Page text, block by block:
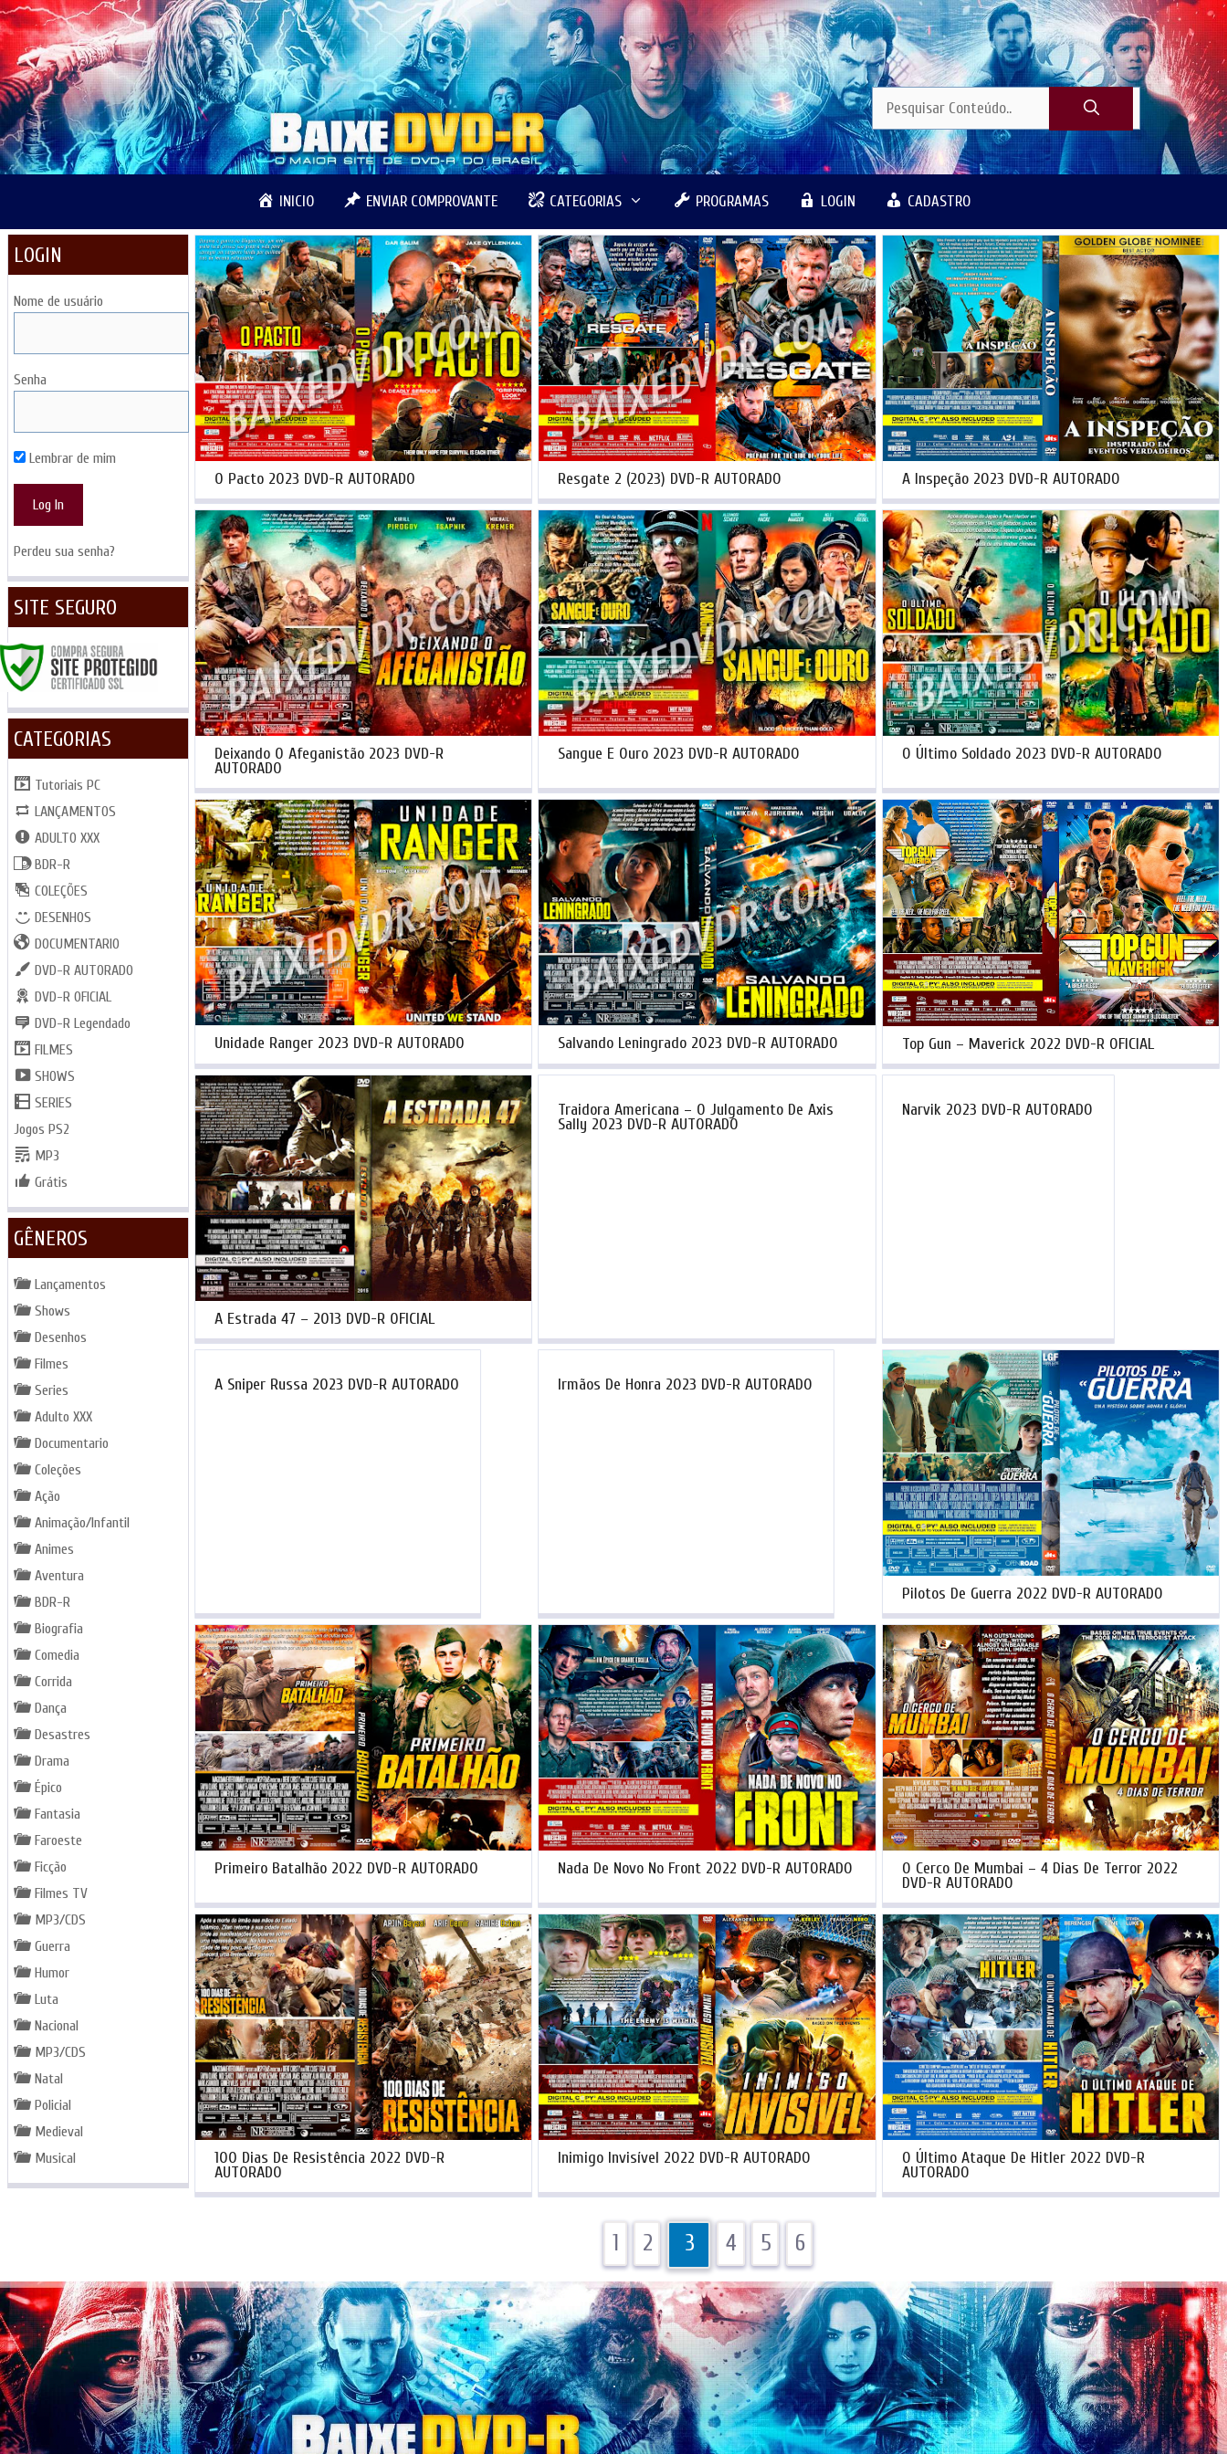
Pular
para
o
conteúdo
INICIO ENVIAR COMPROVANTE CATEGORIAS PROGRAMAS LOGIN CADASTRO
O Pacto 2023 DVD-R AUTORADO Resgate 2 (2023) DVD-R AUTORADO A Inspeção 2023 DVD-R AUTORADO
Deixando O Afeganistão 2023 DVD-R
AUTORADO
Sangue E Ouro 2023 DVD-R AUTORADO O Último Soldado 2023 DVD-R AUTORADO
Unidade Ranger 2023 DVD-R AUTORADO Salvando Leningrado 2023 DVD-R AUTORADO Top Gun – Maverick 2022 DVD-R OFICIAL
A Estrada 47 – 2013 DVD-R OFICIAL
Traidora Americana – O Julgamento De Axis
Sally 2023 DVD-R AUTORADO
Narvik 2023 DVD-R AUTORADO
A Sniper Russa 2023 DVD-R AUTORADO Irmãos De Honra 2023 DVD-R AUTORADO
Pilotos De Guerra 2022 DVD-R AUTORADO
Primeiro Batalhão 2022 DVD-R AUTORADO Nada De Novo No Front 2022 DVD-R AUTORADO O Cerco De Mumbai – 4 Dias De Terror 2022
DVD-R AUTORADO
100 Dias De Resistência 2022 DVD-R
AUTORADO
Inimigo Invisível 2022 DVD-R AUTORADO O Último Ataque De Hitler 2022 DVD-R
AUTORADO
1 2 3 4 5 6
LOGIN
Nome de usuário
Senha
Lembrar de mim
Perdeu sua senha?
SITE SEGURO
CATEGORIAS
Tutoriais PC
LANÇAMENTOS
ADULTO XXX
BDR-R
COLEÇÕES
DESENHOS
DOCUMENTARIO
DVD-R AUTORADO
DVD-R OFICIAL
DVD-R Legendado
FILMES
SHOWS
SERIES
Jogos PS2
MP3
Grátis
GÊNEROS
Lançamentos
Shows
Desenhos
Filmes
Series
Adulto XXX
Documentario
Coleções
Ação
Animação/Infantil
Animes
Aventura
BDR-R
Biografia
Comedia
Corrida
Dança
Desastres
Drama
Épico
Fantasia
Faroeste
Ficção
Filmes TV
MP3/CDS
Guerra
Humor
Luta
Nacional
MP3/CDS
Natal
Policial
Medieval
Musical
.